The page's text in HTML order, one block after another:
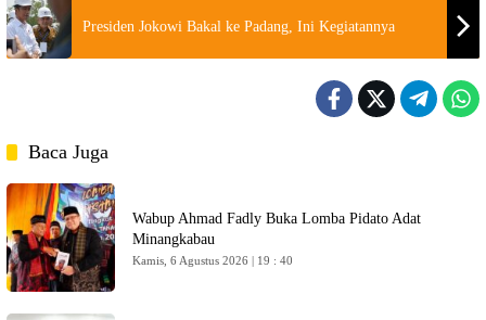
Presiden Jokowi Bakal ke Padang, Ini Kegiatannya
Baca Juga
Wabup Ahmad Fadly Buka Lomba Pidato Adat
Minangkabau
Kamis, 6 Agustus 2026 | 19 : 40